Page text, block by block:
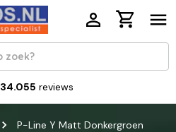
34.055 reviews
P-Line Y Matt Donkergroen